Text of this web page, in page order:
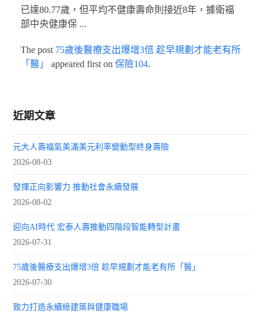
已達80.77歲，但平均不健康壽命則接近8年，據衛福
部中央健康保 ...
The post 75歲後醫療支出爆增3倍 趁早規劃才能老有所
「醫」
appeared first on 保險104.
近期文章
元大人壽福氣美滿美元利率變動型終身壽險
2026-08-03
發揮正向影響力 推動社會永續發展
2026-08-02
迎向AI時代 宏泰人壽推動四階段智能轉型計畫
2026-07-31
75歲後醫療支出爆增3倍 趁早規劃才能老有所「醫」
2026-07-30
致力打造永續綠建築與健康職場